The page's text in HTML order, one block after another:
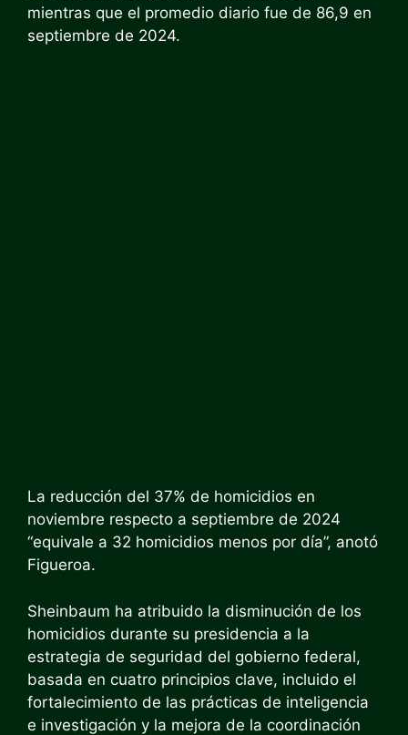
mientras que el promedio diario fue de 86,9 en
septiembre de 2024.
La reducción del 37% de homicidios en
noviembre respecto a septiembre de 2024
“equivale a 32 homicidios menos por día”, anotó
Figueroa.
Sheinbaum ha atribuido la disminución de los
homicidios durante su presidencia a la
estrategia de seguridad del gobierno federal,
basada en cuatro principios clave, incluido el
fortalecimiento de las prácticas de inteligencia
e investigación y la mejora de la coordinación